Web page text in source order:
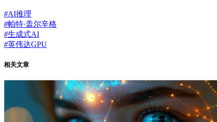
#AI推理
#帕特·盖尔辛格
#生成式AI
#英伟达GPU
相关文章